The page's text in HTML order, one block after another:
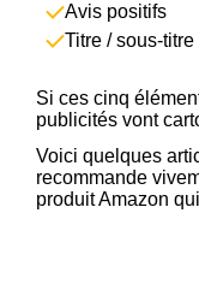
Avis positifs
Titre / sous-titre
Si ces cinq
publicités vont
Voici quelques
recommande
produit Amazon